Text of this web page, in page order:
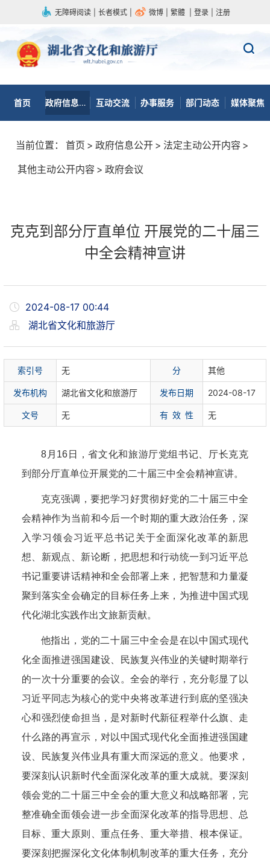
无障碍阅读 长者模式 微博 繁體 登录 注册
首页 政府信息公开 互动交流 办事服务 部门动态 媒体聚焦
当前位置： 首页 > 政府信息公开 > 法定主动公开内容 >
其他主动公开内容 > 政府会议
克克到部分厅直单位 开展党的二十届三
中全会精神宣讲
2024-08-17 00:44
湖北省文化和旅游厅
索引号 无 分 其他
发布机构 湖北省文化和旅游厅 发布日期 2024-08-17
文号 无 有 效 性 无
8月16日，省文化和旅游厅党组书记、厅长克克
到 部分厅直单位开展党的二十届三中全会精神宣讲。
克克强调，要把学习好贯彻好党的二十届三中全
会精神作为当前和今后一个时期的重大政治任务，深
入学习领会习近平总书记关于全面深化改革的新思
想、新观点、新论断，把思想和行动统一到习近平总
书记重要讲话精神和全会部署上来，把智慧和力量凝
聚到落实全会确定的目标任务上来，为推进中国式现
代化湖北实践作出文旅新贡献。
他指出，党的二十届三中全会是在以中国式现代
化全面推进强国建设、民族复兴伟业的关键时期举行
的一次十分重要的会议。全会的举行，充分彰显了以
习近平同志为核心的党中央将改革进行到底的坚强决
心和强烈使命担当，是对新时代新征程举什么旗、走
什么路的再宣示，对以中国式现代化全面推进强国建
设、民族复兴伟业具有重大而深远的意义。他要求，
要深刻认识新时代全面深化改革的重大成就。要深刻
领会党的二十届三中全会的重大意义和战略部署 ，完
整准确全面领会进一步全面深化改革的指导思想、总
目标、重大原则、重点任务、重大举措、根本保证。
要深刻把握深化文化体制机制改革的重大任务，充分